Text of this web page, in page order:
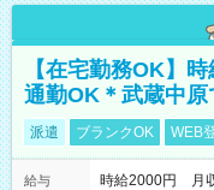
【在宅勤務OK】
通勤OK＊武蔵中
派遣 ブランクOK WEB
給与
時給2000円 月